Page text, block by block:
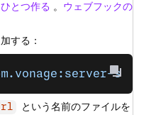
ひとつ作る 。 ウェブフックの
する：
という名前のファイルを